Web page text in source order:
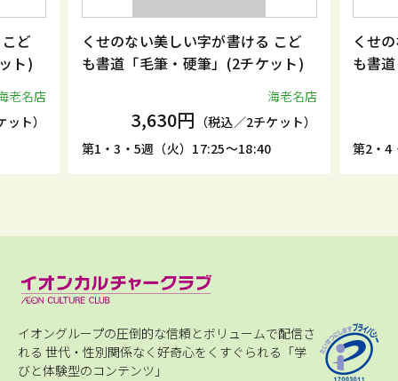
店
）
くせのない美しい字が書ける こど
も書道「毛筆・硬筆」(2チケット)
海老名店
3,630円（税込／2チケット）
第1・3・5週（火）17:25～18:40
くせのな
も書道「
第2・4・5
イオングループの圧倒的な信頼とボリュームで配信さ
れる 世代・性別関係なく好奇心をくすぐられる「学
びと体験型のコンテンツ」